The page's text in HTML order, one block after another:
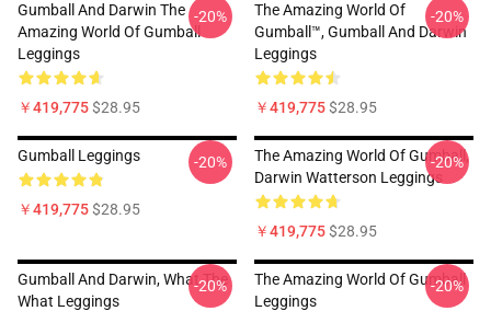
Gumball And Darwin The
Amazing World Of Gumball
Leggings
￥419,775$28.95
-20%
The Amazing World Of
Gumball™, Gumball And Darwin
Leggings
￥419,775$28.95
-20%
Gumball Leggings
￥419,775$28.95
-20%
The Amazing World Of Gumball,
Darwin Watterson Leggings
￥419,775$28.95
-20%
Gumball And Darwin, What The
What Leggings
-20%
The Amazing World Of Gumball
Leggings
-20%